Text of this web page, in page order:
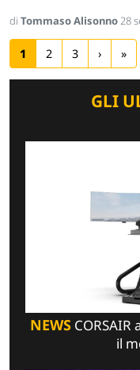
di Tommaso Alisonno28
1 2 3 › »
GLI
NEWSCORSAIR
il